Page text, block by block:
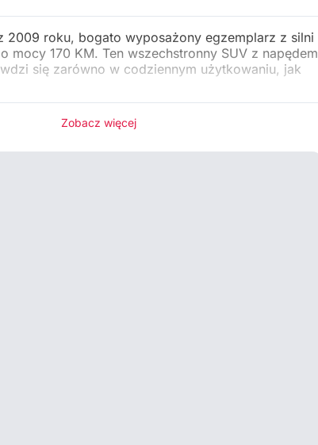
2009 roku, bogato wyposażony egzemplarz z silni
mocy 170 KM. Ten wszechstronny SUV z napędem
się zarówno w codziennym użytkowaniu, jak
Zobacz więcej